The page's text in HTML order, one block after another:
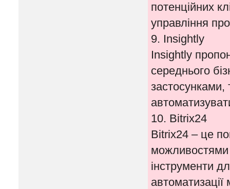
потенційних
управління
9. Insightly
Insightly
середнього
застосунками,
10. Bitrix24
Bitrix24 – це
можливостями
інструменти
автоматизації